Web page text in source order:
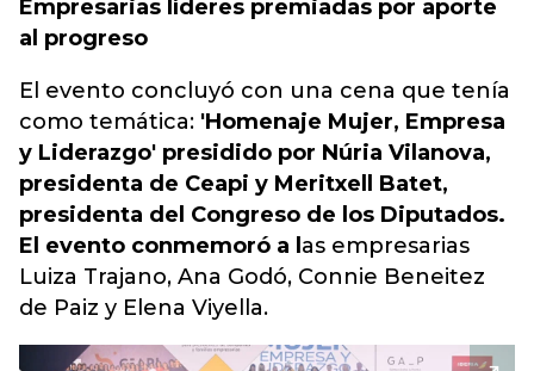
Empresarias líderes premiadas por aporte
al progreso
El evento concluyó con una cena que tenía
como temática: 'Homenaje Mujer, Empresa
y Liderazgo' presidido por Núria Vilanova,
presidenta de Ceapi y Meritxell Batet,
presidenta del Congreso de los Diputados.
El evento conmemoró a l as empresarias
Luiza Trajano, Ana Godó, Connie Beneitez
de Paiz y Elena Viyella.